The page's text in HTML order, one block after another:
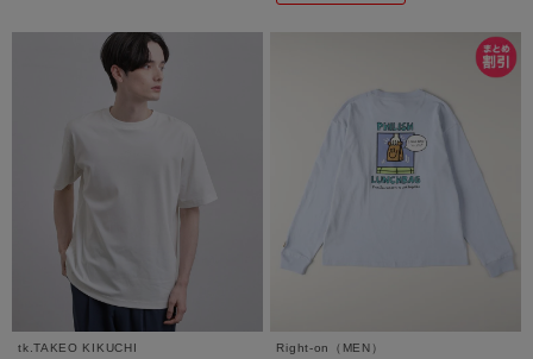
tk.TAKEO KIKUCHI
Right-on（MEN）